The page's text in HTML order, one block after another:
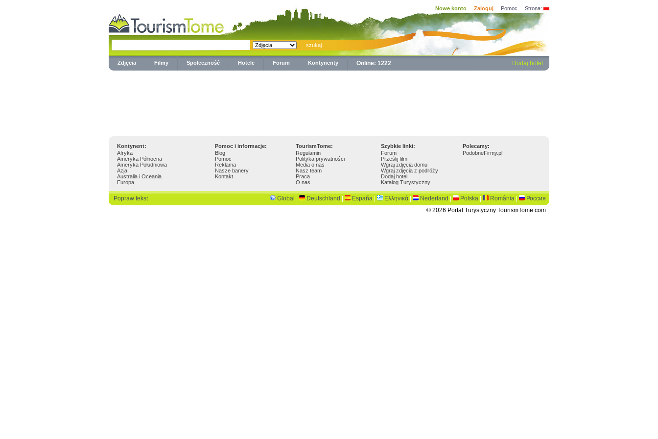
Nowe konto Zaloguj Pomoc Strona:
Zdjęcia Filmy Społeczność Hotele Forum Kontynenty Online: 1222 Dodaj hotel
Kontynent: Pomoc i informacje: TourismTome: Szybkie linki:
Polecamy:
Afryka
Ameryka Północna
Ameryka Południowa
Azja
Australia i Oceania
Europa
Blog
Pomoc
Reklama
Nasze banery
Kontakt
Regulamin
Polityka prywatności
Media o nas
Nasz team
Praca
O nas
Forum
Prześlij film
Wgraj zdjęcia domu
Wgraj zdjęcia z podróży
Dodaj hotel
Katalog Turystyczny
PodobneFirmy.pl
Popraw tekst Global Deutschland España Ελληνικά Nederland Polska România
Россия
© 2026 Portal Turystyczny TourismTome.com